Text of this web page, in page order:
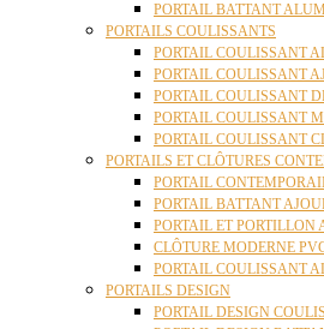
PORTAIL BATTANT
PORTAILS COULISSANTS
PORTAIL COULISSANT
PORTAIL COULISSANT
PORTAIL COULISSANT
PORTAIL COULISSANT
PORTAIL COULISSANT
PORTAILS ET CLÔTURES
PORTAIL
PORTAIL BATTANT
PORTAIL ET
CLÔTURE MODERNE
PORTAIL COULISSANT
PORTAILS DESIGN
PORTAIL DESIGN